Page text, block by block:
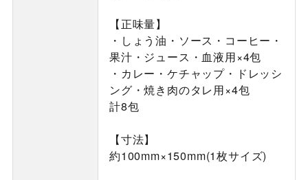
【正味量】
・しょう油・ソース・コーヒー・
果汁・ジュース・血液用×4包
・カレー・ケチャップ・ドレッシ
ング・焼き肉のタレ用×4包
計8包
【寸法】
約100mm×150mm(1枚サイズ)